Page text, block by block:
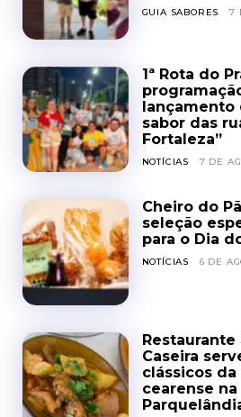
GUIA SABORES 7
1ª Rota do
lançamento
sabor das
Fortaleza”
NOTÍCIAS 7 DE
Cheiro do
seleção
para o Dia
NOTÍCIAS 6 DE
Restaurante
Caseira
clássicos
cearense na